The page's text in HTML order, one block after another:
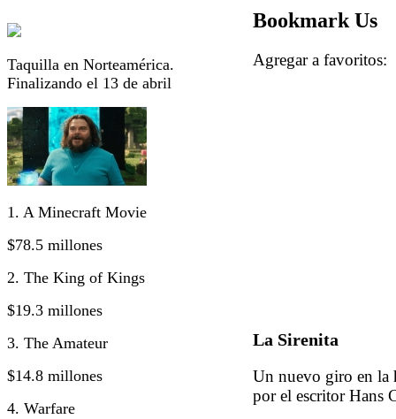
Taquilla en Norteamérica.
Finalizando el 13 de abril
1. A Minecraft Movie
$78.5 millones
2. The King of Kings
$19.3 millones
3. The Amateur
$14.8 millones
4. Warfare
Bookmark Us
Agregar a
La Sirenita
Un nuevo giro en la
por el escritor Hans